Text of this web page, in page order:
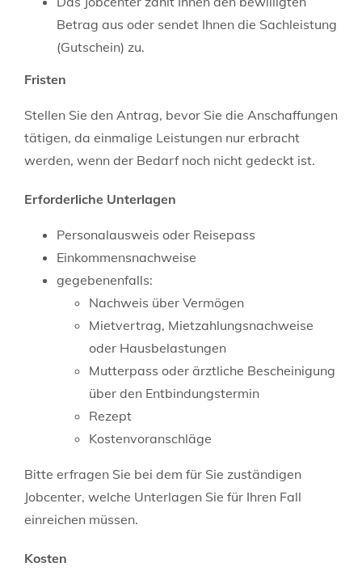
Betrag aus oder sendet Ihnen die Sachleistung
(Gutschein) zu.
Fristen
Stellen Sie den Antrag, bevor Sie die Anschaffungen
tätigen, da einmalige Leistungen nur erbracht
werden, wenn der Bedarf noch nicht gedeckt ist.
Erforderliche Unterlagen
Personalausweis oder Reisepass
Einkommensnachweise
gegebenenfalls:
Nachweis über Vermögen
Mietvertrag, Mietzahlungsnachweise
oder Hausbelastungen
Mutterpass oder ärztliche Bescheinigung
über den Entbindungstermin
Rezept
Kostenvoranschläge
Bitte erfragen Sie bei dem für Sie zuständigen
Jobcenter, welche Unterlagen Sie für Ihren Fall
einreichen müssen.
Kosten